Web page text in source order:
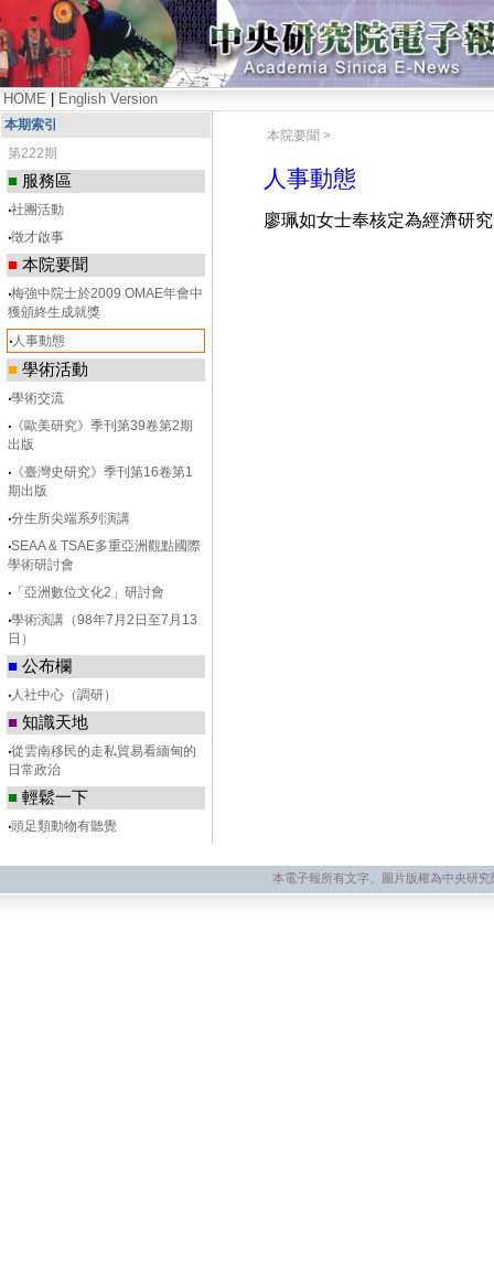
HOME English Version
本期索引
第222期
■ 服務區
‧社團活動
‧徵才啟事
■ 本院要聞
‧梅強中院士於2009 OMAE年會中
獲頒終生成就獎
‧人事動態
■ 學術活動
‧學術交流
‧ 《歐美研究》季刊第39卷第2期
出版
‧ 《臺灣史研究》季刊第16卷第1
期出版
‧分生所尖端系列演講
‧SEAA & TSAE多重亞洲觀點國際
學術研討會
‧ 「亞洲數位文化2」研討會
‧學術演講（98年7月2日至7月13
日）
■ 公布欄
‧人社中心（調研）
■ 知識天地
‧從雲南移民的走私貿易看緬甸的
日常政治
■ 輕鬆一下
‧頭足類動物有聽覺
本院要聞 >
人事動態
廖珮如女士奉核定為經濟研
本電子報所有文字、圖片版權為中央研